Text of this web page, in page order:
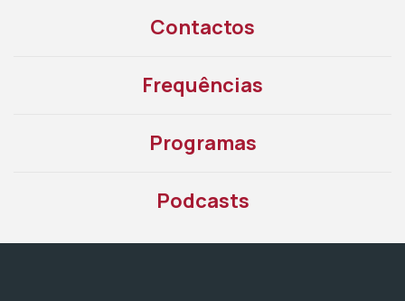
Contactos
Frequências
Programas
Podcasts